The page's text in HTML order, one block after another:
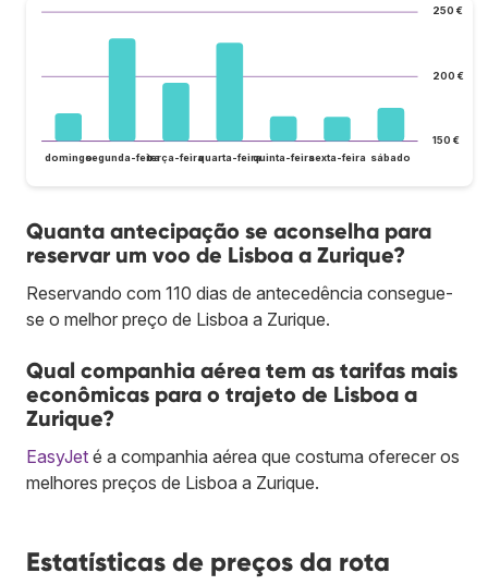
150 €
200 €
250 €
domingosegunda-feiraterça-feiraquarta-feiraquinta-feirasexta-feira sábado
Quanta antecipação se aconselha para
reservar um voo de Lisboa a Zurique?
Reservando com 110 dias de antecedência consegue-
se o melhor preço de Lisboa a Zurique.
Qual companhia aérea tem as tarifas mais
econômicas para o trajeto de Lisboa a
Zurique?
EasyJet é a companhia aérea que costuma oferecer os
melhores preços de Lisboa a Zurique.
Estatísticas de preços da rota